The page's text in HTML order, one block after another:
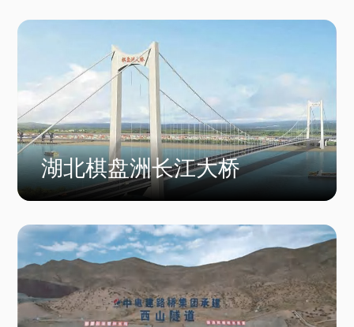
湖北棋盘洲长江大桥